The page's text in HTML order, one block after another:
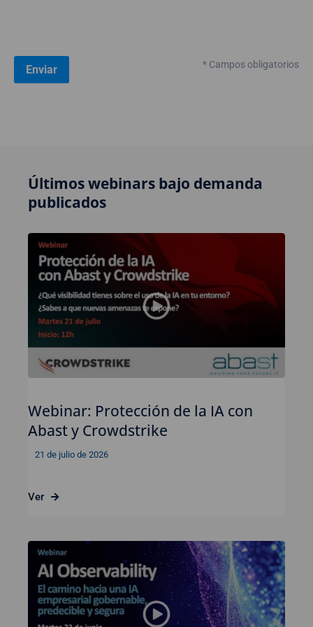
* Campos obligatorios
Últimos webinars bajo demanda
publicados
Webinar: Protección de la IA con
Abast y Crowdstrike
21 de julio de 2026
Ver